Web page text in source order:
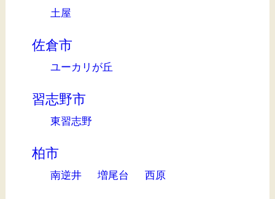
土屋
佐倉市
ユーカリが丘
習志野市
東習志野
柏市
南逆井 増尾台 西原